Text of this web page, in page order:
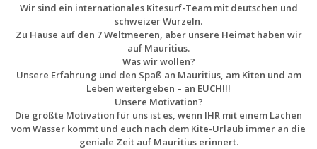
Wir sind ein internationales Kitesurf-Team mit deutschen und
schweizer Wurzeln.
Zu Hause auf den 7 Weltmeeren, aber unsere Heimat haben wir
auf Mauritius.
Was wir wollen?
Unsere Erfahrung und den Spaß an Mauritius, am Kiten und am
Leben weitergeben – an EUCH!!!
Unsere Motivation?
Die größte Motivation für uns ist es, wenn IHR mit einem Lachen
vom Wasser kommt und euch nach dem Kite-Urlaub immer an die
geniale Zeit auf Mauritius erinnert.